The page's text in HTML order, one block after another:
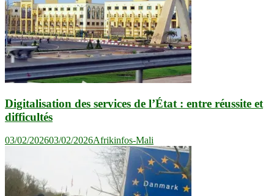
Digitalisation des services de l’État : entre réussite et
difficultés
03/02/202603/02/2026Afrikinfos-Mali